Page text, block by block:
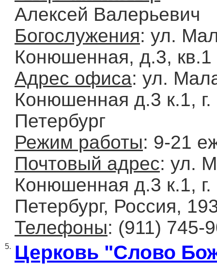
Алексей Валерьевич
Богослужения: ул.
Конюшенная, д.3, кв.1
Адрес офиса: ул.
Конюшенная д.3 к.1, г.
Петербург
Режим работы: 9-21
Почтовый адрес: ул.
Конюшенная д.3 к.1, г.
Петербург, Россия,
Телефоны: (911) 745-
5. Церковь "Слово